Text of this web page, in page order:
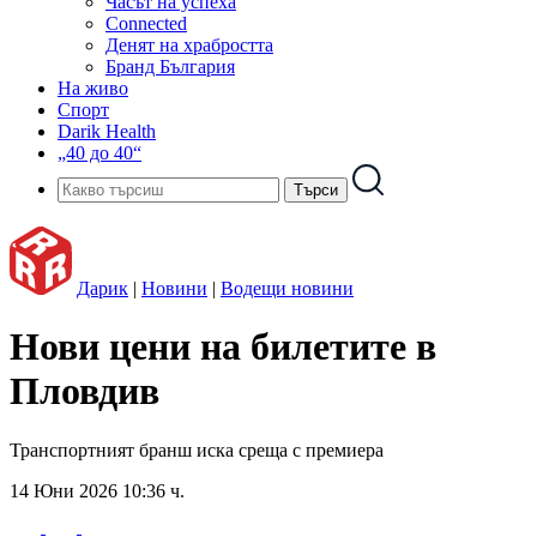
Connected
Денят на храбростта
Бранд България
На живо
Спорт
Darik Health
„40 до 40“
Дарик | Новини | Водещи новини
Нови цени на билетите в
Пловдив
Транспортният бранш иска среща с премиера
14 Юни 2026 10:36 ч.